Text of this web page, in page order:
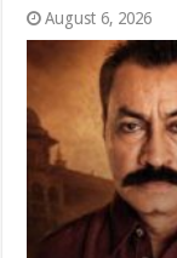
August 6, 2026